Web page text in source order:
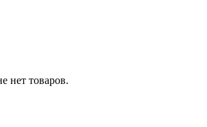
нет товаров.